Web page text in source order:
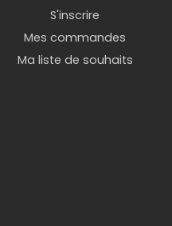
S'inscrire
Mes commandes
Ma liste de souhaits